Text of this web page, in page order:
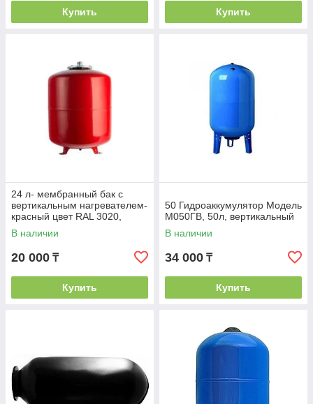
Купить Купить
24 л- мембранный бак с
вертикальным нагревателем-
красный цвет RAL 3020,
толщина 0,8 мм,
В наличии
20 000 ₸
Купить
50 Гидроаккумулятор Модель
М050ГВ, 50л, вертикальный
В наличии
34 000 ₸
Купить